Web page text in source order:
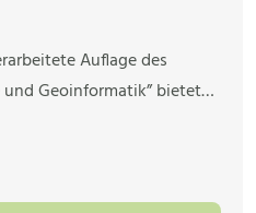
Auflage des
und Geoinformatik” bietet…